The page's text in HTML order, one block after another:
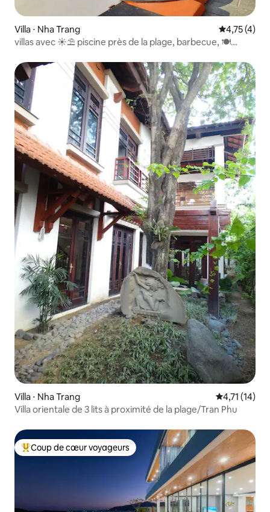
Villa ⋅ Nha Trang Évaluation
4,75 (4)
villas avec ☀⛱ piscine près de la plage, barbecue, 🍽
Villa ⋅ Nha Trang Évaluation
4,71 (14)
Villa orientale de 3 lits à proximité de la plage/Tran Phu
Coups de cœur voyageurs les plus appréciés
Coup de cœur voyageurs